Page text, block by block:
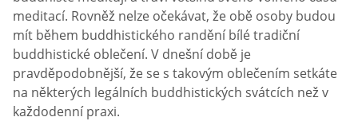
meditací. Rovněž nelze očekávat, že obě osoby budou
mít během buddhistického randění bílé tradiční
buddhistické oblečení. V dnešní době je
pravděpodobnější, že se s takovým oblečením setkáte
na některých legálních buddhistických svátcích než v
každodenní praxi.